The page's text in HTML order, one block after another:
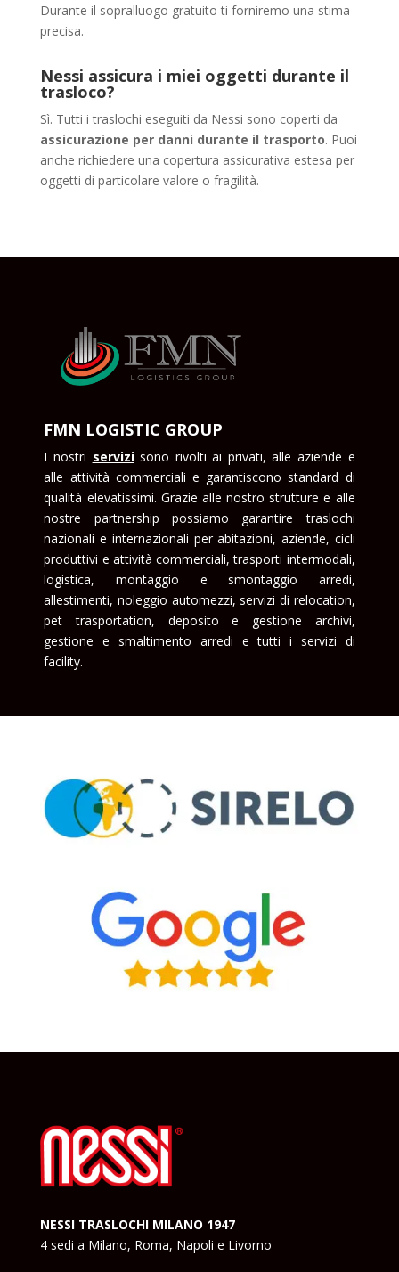
Durante il sopralluogo gratuito ti forniremo una stima
precisa.
Nessi assicura i miei oggetti durante il
trasloco?
Sì. Tutti i traslochi eseguiti da Nessi sono coperti da
assicurazione per danni durante il trasporto. Puoi
anche richiedere una copertura assicurativa estesa per
oggetti di particolare valore o fragilità.
FMN LOGISTIC GROUP
I nostri servizisono rivolti ai privati, alle aziende e
alle attività commerciali e garantiscono standard di
qualità elevatissimi. Grazie alle nostro strutture e alle
nostre partnership possiamo garantire traslochi
nazionali e internazionali per abitazioni, aziende, cicli
produttivi e attività commerciali, trasporti intermodali,
logistica, montaggio e smontaggio arredi,
allestimenti, noleggio automezzi, servizi di relocation,
pet trasportation, deposito e gestione archivi,
gestione e smaltimento arredi e tutti i servizi di
facility.
NESSI TRASLOCHI MILANO 1947
4 sedi a Milano, Roma, Napoli e Livorno